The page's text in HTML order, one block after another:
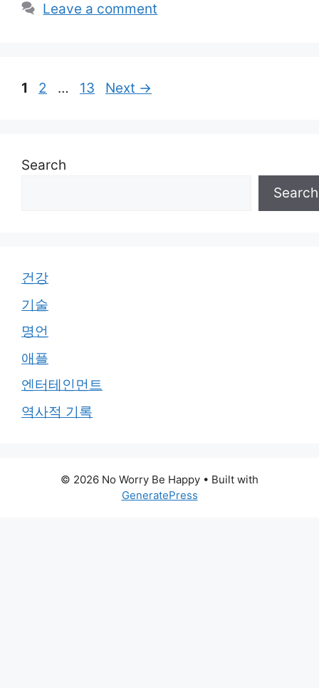
Leave a comment
Page
1 Page
2 … Page
13 Next →
Search
Search
건강
기술
명언
애플
엔터테인먼트
역사적 기록
© 2026 No Worry Be Happy • Built with
GeneratePress